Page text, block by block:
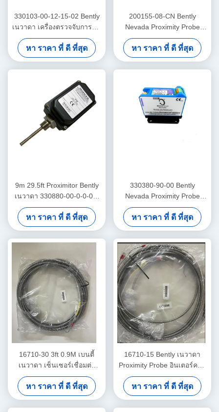
330103-00-12-15-02 Bently
เนวาดา เครื่องตรวจจับการสั่น
3300 Xl เครื่องตรวจจับความ
ใกล้ชิด
หา ราคา ที่ ดี ที่สุด
200155-08-CN Bently
Nevada Proximity Probe
ความถี่ต่ํา เทรนด์มาสเตอร์
โปร แอคเซเลโรเมตร
หา ราคา ที่ ดี ที่สุด
9m 29.5ft Proximitor Bently
เนวาดา 330880-00-0-0-03-
02 PROXPAC การประกอบตัว
แปลงความใกล้ชิด
หา ราคา ที่ ดี ที่สุด
330380-90-00 Bently
Nevada Proximity Probe
3300 XL เครื่องตรวจจับความ
ใกล้เคียงอุณหภูมิสูง
หา ราคา ที่ ดี ที่สุด
16710-30 3ft 0.9M เบนตี้
เนวาดา เซ็นเซอร์เชื่อมต่อ
เคเบิล
หา ราคา ที่ ดี ที่สุด
16710-15 Bently เนวาดา
Proximity Probe อินเตอร์คอน
เนคเคเบิลด้วยเกราะ -15 - C
หา ราคา ที่ ดี ที่สุด